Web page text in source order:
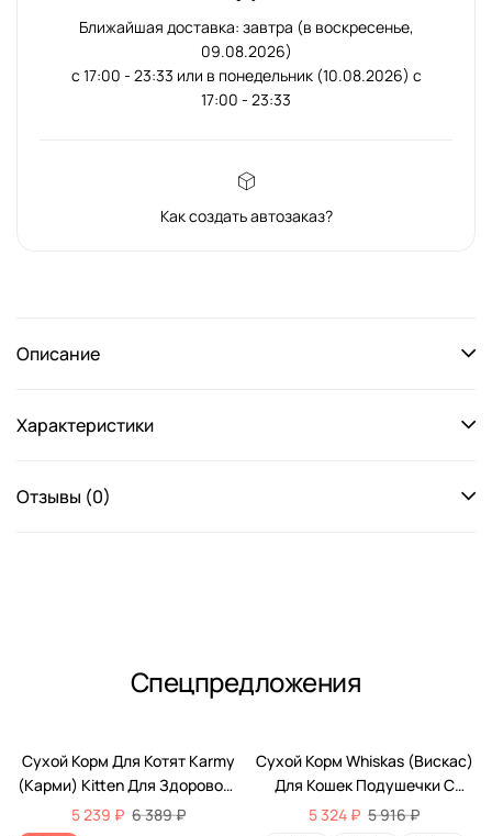
Ближайшая доставка: завтра (в воскресенье,
09.08.2026)
с 17:00 - 23:33 или в понедельник (10.08.2026) с
17:00 - 23:33
Как создать автозаказ?
Описание
Характеристики
Отзывы (0)
Спецпредложения
-18%
Сухой Корм Для Котят Karmy
(Карми) Kitten Для Здорового
Роста И Гармоничного
5 239 ₽ 6 389 ₽
-10%
Сухой Корм Whiskas (Вискас)
Для Кошек Подушечки С
Паштетом Говядина 13,8кг
5 324 ₽ 5 916 ₽